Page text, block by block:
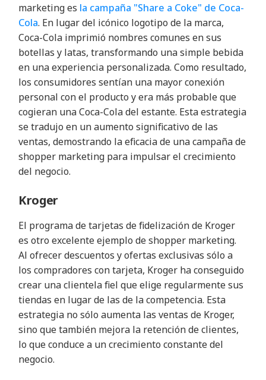
marketing es la campaña "Share a Coke" de Coca-
Cola. En lugar del icónico logotipo de la marca,
Coca-Cola imprimió nombres comunes en sus
botellas y latas, transformando una simple bebida
en una experiencia personalizada. Como resultado,
los consumidores sentían una mayor conexión
personal con el producto y era más probable que
cogieran una Coca-Cola del estante. Esta estrategia
se tradujo en un aumento significativo de las
ventas, demostrando la eficacia de una campaña de
shopper marketing para impulsar el crecimiento
del negocio.
Kroger
El programa de tarjetas de fidelización de Kroger
es otro excelente ejemplo de shopper marketing.
Al ofrecer descuentos y ofertas exclusivas sólo a
los compradores con tarjeta, Kroger ha conseguido
crear una clientela fiel que elige regularmente sus
tiendas en lugar de las de la competencia. Esta
estrategia no sólo aumenta las ventas de Kroger,
sino que también mejora la retención de clientes,
lo que conduce a un crecimiento constante del
negocio.